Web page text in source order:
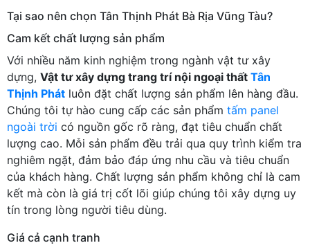
Tại sao nên chọn Tân Thịnh Phát Bà Rịa Vũng Tàu?
Cam kết chất lượng sản phẩm
Với nhiều năm kinh nghiệm trong ngành vật tư xây
dựng, Vật tư xây dựng trang trí nội ngoại thất Tân
Thịnh Phát luôn đặt chất lượng sản phẩm lên hàng đầu.
Chúng tôi tự hào cung cấp các sản phẩm tấm panel
ngoài trời có nguồn gốc rõ ràng, đạt tiêu chuẩn chất
lượng cao. Mỗi sản phẩm đều trải qua quy trình kiểm tra
nghiêm ngặt, đảm bảo đáp ứng nhu cầu và tiêu chuẩn
của khách hàng. Chất lượng sản phẩm không chỉ là cam
kết mà còn là giá trị cốt lõi giúp chúng tôi xây dựng uy
tín trong lòng người tiêu dùng.
Giá cả cạnh tranh